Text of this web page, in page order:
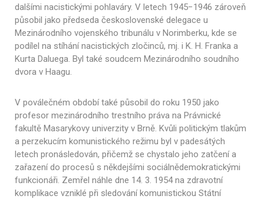
dalšími nacistickými pohlaváry. V letech 1945−1946 zároveň
působil jako předseda československé delegace u
Mezinárodního vojenského tribunálu v Norimberku, kde se
podílel na stíhání nacistických zločinců, mj. i K. H. Franka a
Kurta Daluega. Byl také soudcem Mezinárodního soudního
dvora v Haagu.
V poválečném období také působil do roku 1950 jako
profesor mezinárodního trestního práva na Právnické
fakultě Masarykovy univerzity v Brně. Kvůli politickým tlakům
a perzekucím komunistického režimu byl v padesátých
letech pronásledován, přičemž se chystalo jeho zatčení a
zařazení do procesů s někdejšími sociálnědemokratickými
funkcionáři. Zemřel náhle dne 14. 3. 1954 na zdravotní
komplikace vzniklé při sledování komunistickou Státní